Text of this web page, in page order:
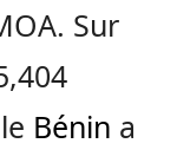
Sur
Bénin a